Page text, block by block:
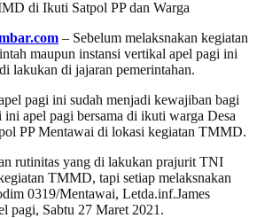
– Sebelum melaksnakan kegiatan
maupun instansi vertikal apel pagi ini
lakukan di jajaran pemerintahan.
pagi ini sudah menjadi kewajiban bagi
apel pagi bersama di ikuti warga Desa
PP Mentawai di lokasi kegiatan TMMD.
rutinitas yang di lakukan prajurit TNI
TMMD, tapi setiap melaksnakan
0319/Mentawai, Letda.inf.James
pagi, Sabtu 27 Maret 2021.